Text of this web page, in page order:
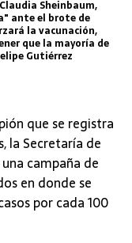
Sheinbaum,
ante el brote de
la vacunación,
que la mayoría de
Gutiérrez
que se registra
la Secretaría de
campaña de
en donde se
por cada 100